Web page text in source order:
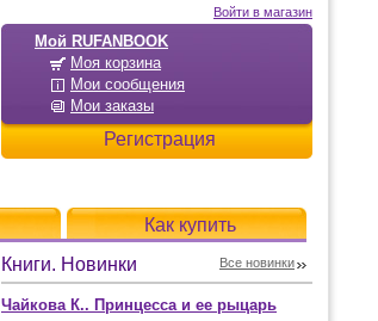
Мой RUFANBOOK
Моя корзина
Мои сообщения
Мои заказы
Регистрация
Войти в магазин
Как купить
Книги. Новинки Все новинки
Чайкова К.. Принцесса и ее рыцарь